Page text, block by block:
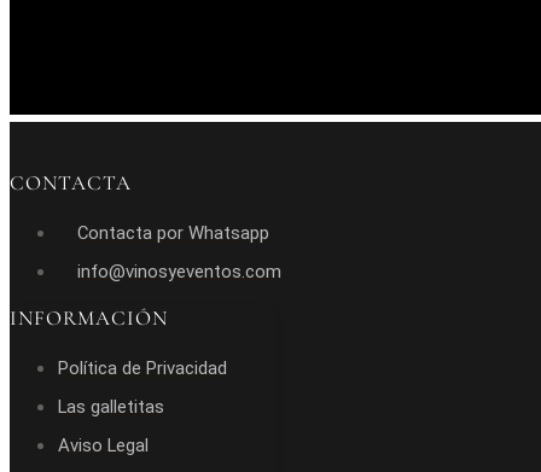
CONTACTA
Contacta por Whatsapp
info@vinosyeventos.com
INFORMACIÓN
Política de Privacidad
Las galletitas
Aviso Legal